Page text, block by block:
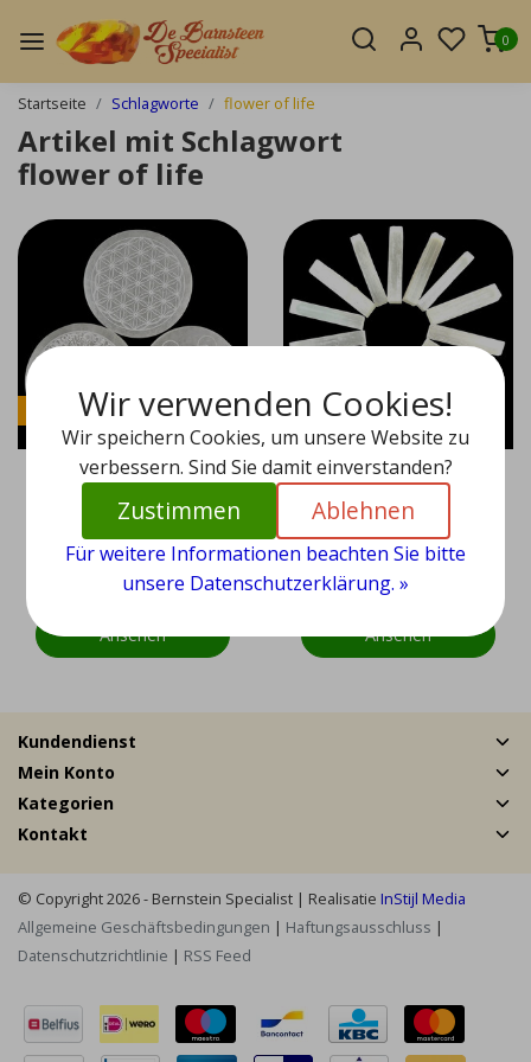
0
Startseite Schlagworte flower of life
Artikel mit Schlagwort
flower of life
Selenit-Ladescheiben
Ansehen
Selenit Sticks
EUR 19,95
Ansehen
Kundendienst
Mein Konto
Kategorien
Kontakt
© Copyright 2026 - Bernstein Specialist | Realisatie InStijl Media
Allgemeine Geschäftsbedingungen | Haftungsausschluss |
Datenschutzrichtlinie | RSS Feed
Wir verwenden Cookies!
Wir speichern Cookies, um unsere Website zu
verbessern. Sind Sie damit einverstanden?
Zustimmen Ablehnen
Für weitere Informationen beachten Sie bitte
unsere Datenschutzerklärung. »